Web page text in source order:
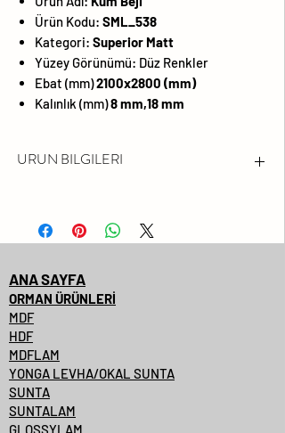
Ürün Kodu: SML_538
Kategori: Superior Matt
Yüzey Görünümü: Düz Renkler
Ebat (mm)2100x2800 (mm)
Kalınlık (mm)8 mm,18 mm
URUN BILGILERI
LÜTFEN FSC® SERTİFİKALI
DARBEYE VE ÇİZİLMEYE KARŞI
YÜZEY DAYANIMI YÜKSEKTİR
KARŞI DAYANIMLIDIR
PARLAKLIK
%99.99'A VARAN
ANTİBAKTERİYEL YÜZEYLER
ANA SAYFA
ORMAN ÜRÜNLERİ
MDF
HDF
MDFLAM
YONGA LEVHA/OKAL SUNTA
SUNTA
SUNTALAM
GLOSSYLAM